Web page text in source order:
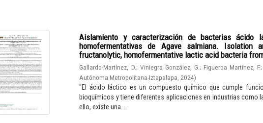
Aislamiento y caracterización de bacterias ácido
homofermentativas de Agave salmiana. Isolation
fructanolytic, homofermentative lactic acid bacteria
Gallardo-Martínez, D.; Viniegra González, G. ; Figueroa Martínez, F.
Autónoma Metropolitana-Iztapalapa 2024)
"El ácido láctico es un compuesto químico que cumple
bioquímicos y tiene diferentes aplicaciones en industrias como
ello, existe una ...